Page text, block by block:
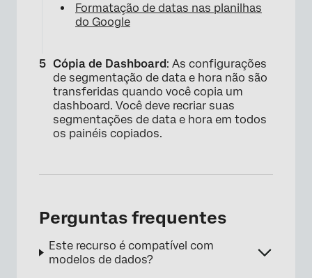
Formatação de datas nas planilhas
do Google
Cópia de Dashboard: As configurações
de segmentação de data e hora não são
transferidas quando você copia um
dashboard. Você deve recriar suas
segmentações de data e hora em todos
os painéis copiados.
Perguntas frequentes
Este recurso é compatível com
modelos de dados?